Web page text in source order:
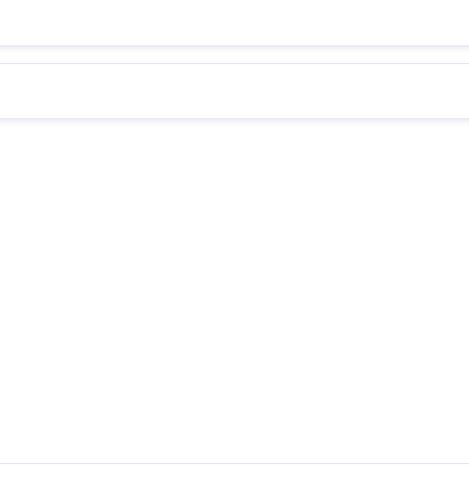
yön laivalla ja loput yöt voit valita vapaasti
aina pienistä vanhankaupungin hotelleista 5 tähden
seuraavana aamuna kello 8:00 alkaen, mutta